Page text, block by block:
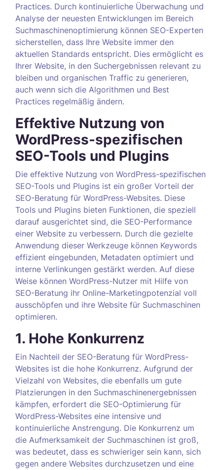
Practices. Durch kontinuierliche Überwachung und
Analyse der neuesten Entwicklungen im Bereich
Suchmaschinenoptimierung können SEO-Experten
sicherstellen, dass Ihre Website immer den
aktuellen Standards entspricht. Dies ermöglicht es
Ihrer Website, in den Suchergebnissen relevant zu
bleiben und organischen Traffic zu generieren,
auch wenn sich die Algorithmen und Best
Practices regelmäßig ändern.
Effektive Nutzung von
WordPress-spezifischen
SEO-Tools und Plugins
Die effektive Nutzung von WordPress-spezifischen
SEO-Tools und Plugins ist ein großer Vorteil der
SEO-Beratung für WordPress-Websites. Diese
Tools und Plugins bieten Funktionen, die speziell
darauf ausgerichtet sind, die SEO-Performance
einer Website zu verbessern. Durch die gezielte
Anwendung dieser Werkzeuge können Keywords
effizient eingebunden, Metadaten optimiert und
interne Verlinkungen gestärkt werden. Auf diese
Weise können WordPress-Nutzer mit Hilfe von
SEO-Beratung ihr Online-Marketingpotenzial voll
ausschöpfen und ihre Website für Suchmaschinen
optimieren.
1. Hohe Konkurrenz
Ein Nachteil der SEO-Beratung für WordPress-
Websites ist die hohe Konkurrenz. Aufgrund der
Vielzahl von Websites, die ebenfalls um gute
Platzierungen in den Suchmaschinenergebnissen
kämpfen, erfordert die SEO-Optimierung für
WordPress-Websites eine intensive und
kontinuierliche Anstrengung. Die Konkurrenz um
die Aufmerksamkeit der Suchmaschinen ist groß,
was bedeutet, dass es schwieriger sein kann, sich
gegen andere Websites durchzusetzen und eine